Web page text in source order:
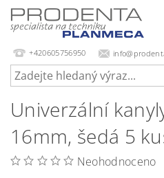
+420605756950
Univerzální
16mm, šedá 5
Neohodnoceno